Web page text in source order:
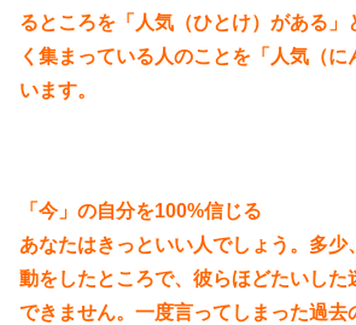
るところを「人気（ひとけ）がある」
く集まっている人のことを「人気（
います。
「今」の自分を100%信じる
あなたはきっといい人でしょう。多少
動をしたところで、彼らほどたいした
できません。一度言ってしまった過去